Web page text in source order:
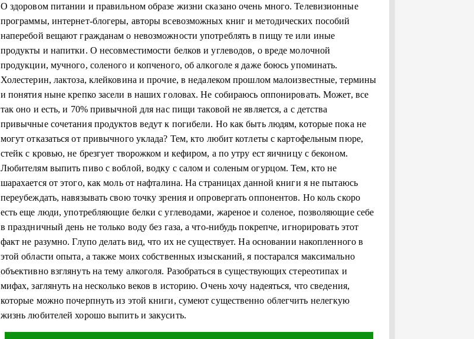
О здоровом питании и правильном образе жизни сказано очень много. Телевизионные
программы, интернет-блогеры, авторы всевозможных книг и методических пособий
наперебой вещают гражданам о невозможности употреблять в пищу те или иные
продукты и напитки. О несовместимости белков и углеводов, о вреде молочной
продукции, мучного, соленого и копченого, об алкоголе я даже боюсь упоминать.
Холестерин, лактоза, клейковина и прочие, в недалеком прошлом малоизвестные, термины
и понятия ныне крепко засели в наших головах. Не собираюсь оппонировать. Может, все
так оно и есть, и 70% привычной для нас пищи таковой не является, а с детства
привычные сочетания продуктов ведут к погибели. Но как быть людям, которые пока не
могут отказаться от привычного уклада? Тем, кто любит котлеты с картофельным пюре,
стейк с кровью, не брезгует творожком и кефиром, а по утру ест яичницу с беконом.
Любителям выпить пиво с воблой, водку с салом и соленым огурцом. Тем, кто не
шарахается от этого, как моль от нафталина. На страницах данной книги я не пытаюсь
переубеждать, навязывать свою точку зрения и опровергать оппонентов. Но коль скоро
есть еще люди, употребляющие белки с углеводами, жареное и соленое, позволяющие себе
в праздничный день не только воду без газа, а что-нибудь покрепче, игнорировать этот
факт не разумно. Глупо делать вид, что их не существует. На основании накопленного в
этой области опыта, а также моих собственных изысканий, я постарался максимально
объективно взглянуть на тему алкоголя. Разобраться в существующих стереотипах и
мифах, заглянуть на несколько веков в историю. Очень хочу надеяться, что сведения,
которые можно почерпнуть из этой книги, сумеют существенно облегчить нелегкую
жизнь любителей хорошо выпить и закусить.